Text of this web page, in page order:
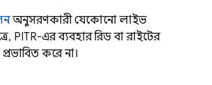
অনুসরণকারী যেকোনো লাইভ
PITR-এর ব্যবহার রিড বা রাইটের
করে না।